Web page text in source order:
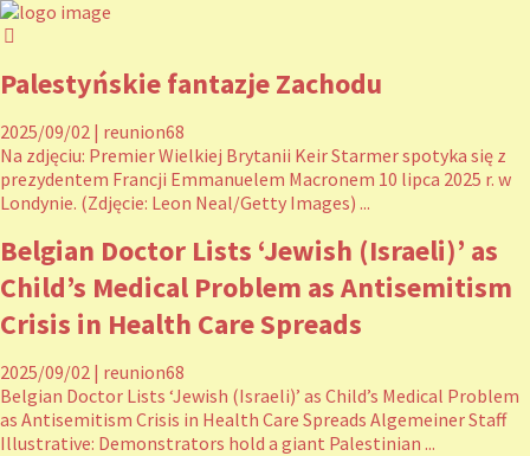
Palestyńskie fantazje Zachodu
2025/09/02 | reunion68
Na zdjęciu: Premier Wielkiej Brytanii Keir Starmer spotyka się z
prezydentem Francji Emmanuelem Macronem 10 lipca 2025 r. w
Londynie. (Zdjęcie: Leon Neal/Getty Images) ...
Belgian Doctor Lists ‘Jewish (Israeli)’ as
Child’s Medical Problem as Antisemitism
Crisis in Health Care Spreads
2025/09/02 | reunion68
Belgian Doctor Lists ‘Jewish (Israeli)’ as Child’s Medical Problem
as Antisemitism Crisis in Health Care Spreads Algemeiner Staff
Illustrative: Demonstrators hold a giant Palestinian ...